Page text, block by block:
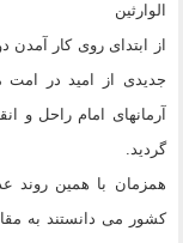
الوارثین
از ابتدای روی کار
جدیدی از امید در امت
گردید.
همزمان با همین روند
کشور می دانستند به